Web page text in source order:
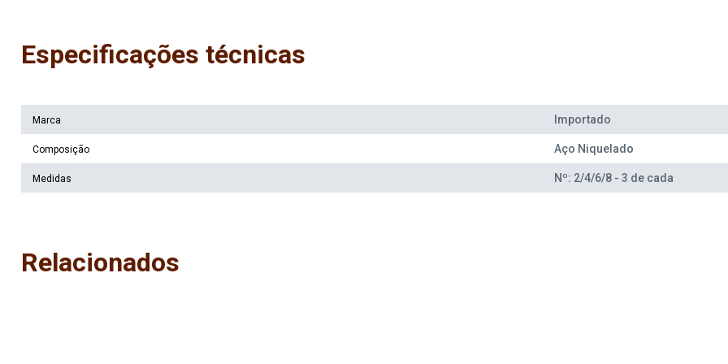
Especificações técnicas
Marca Importado
Composição Aço Niquelado
Medidas Nº: 2/4/6/8 - 3 de cada
Relacionados